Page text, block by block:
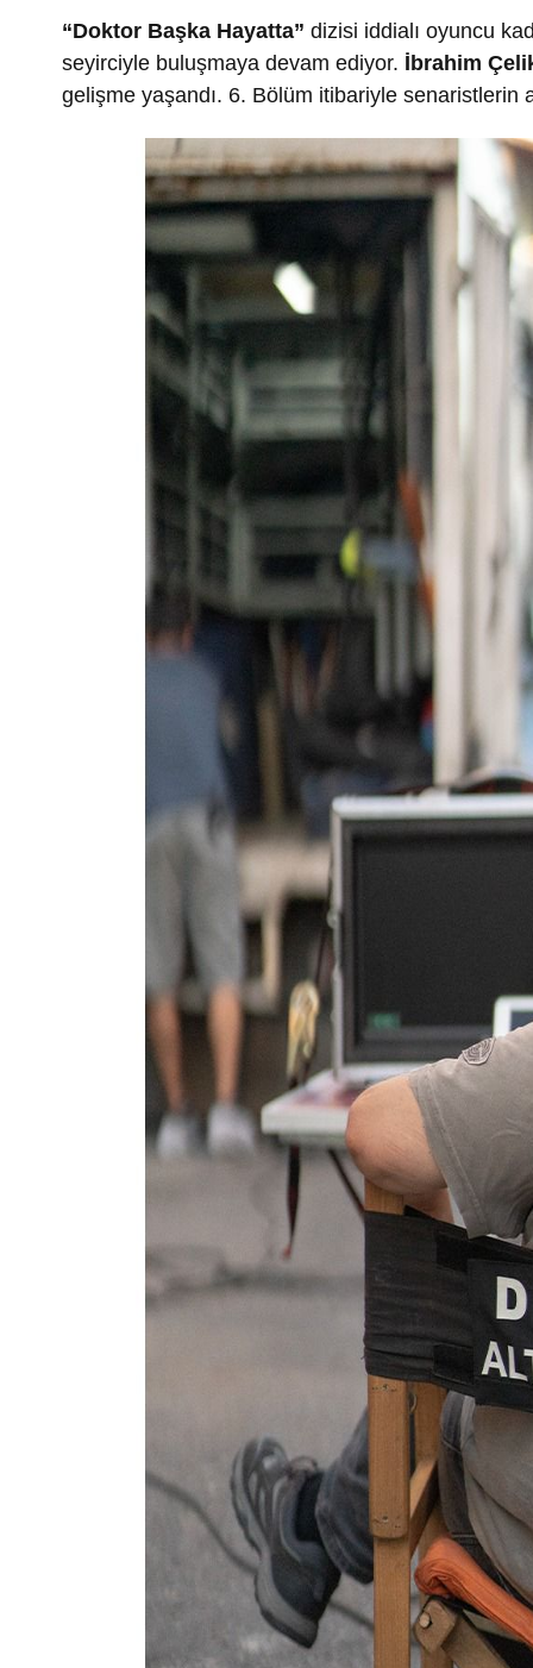
“Doktor Başka Hayatta” dizisi iddialı oyuncu
seyirciyle buluşmaya devam ediyor. İbrahim
gelişme yaşandı. 6. Bölüm itibariyle senaristlerin